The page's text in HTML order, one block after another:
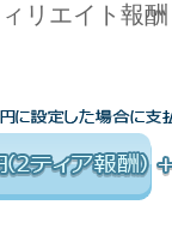
リエイト報